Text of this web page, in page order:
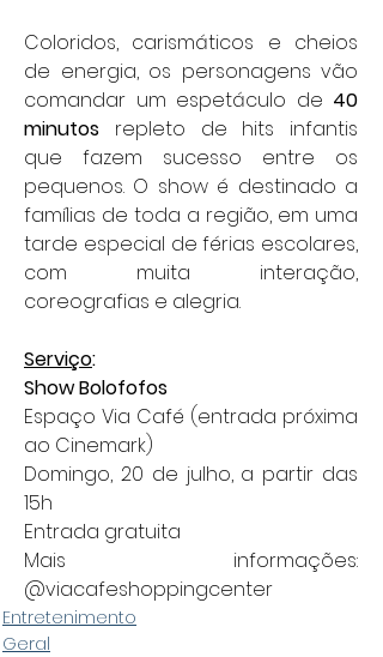
Coloridos, carismáticos e cheios
de energia, os personagens vão
comandar um espetáculo de 40
minutos repleto de hits infantis
que fazem sucesso entre os
pequenos. O show é destinado a
famílias de toda a região, em uma
tarde especial de férias escolares,
com muita interação,
coreografias e alegria.
Serviço:
Show Bolofofos
Espaço Via Café (entrada próxima
ao Cinemark)
Domingo, 20 de julho, a partir das
15h
Entrada gratuita
Mais informações:
@viacafeshoppingcenter
Entretenimento
Geral